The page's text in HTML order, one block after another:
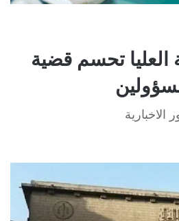
تحسم قضية
الاخبارية